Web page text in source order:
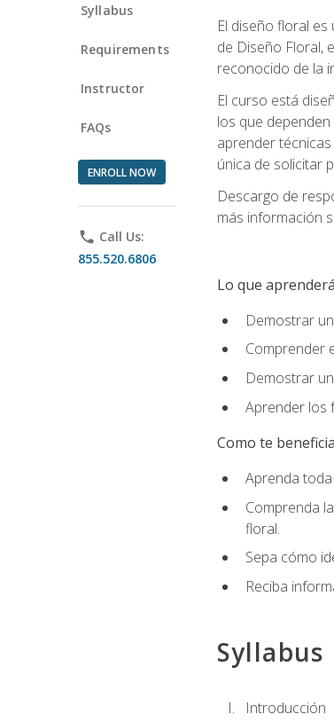
Syllabus
Requirements
Instructor
FAQs
ENROLL NOW
phone Call Us:
855.520.6806
El diseño floral
de Diseño Floral,
reconocido de la
El curso está
los que
aprender
única de solicitar
Descargo de
más información
Lo que
Demostrar
Comprender
Demostrar
Aprender los
Como te
Aprenda
Comprenda
floral.
Sepa cómo
Reciba
Syllabus
Introducción